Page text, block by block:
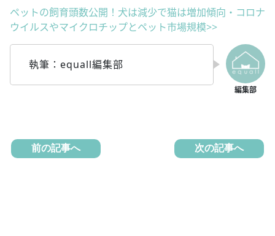
ペットの飼育頭数公開！犬は減少で猫は増加傾向・コロナ
ウイルスやマイクロチップとペット市場規模>>
執筆：equall編集部
前の記事へ 次の記事へ